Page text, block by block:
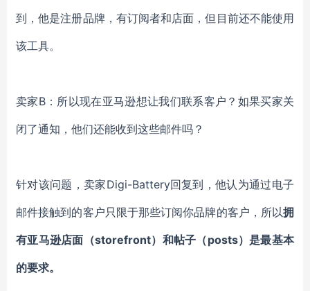
到，他是注册品牌，有订阅者和店面，但目前还不能使用
该工具。
卖家B：所以现在亚马逊想让我们联系客户？如果买家关
闭了通知，他们还能收到这些邮件吗？
针对该问题，卖家Digi-Battery回复到，他认为通过电子
邮件接触到的客户只限于那些订阅你品牌的客户，所以拥
有亚马逊店面（storefront）和帖子（posts）是最基本
的要求。